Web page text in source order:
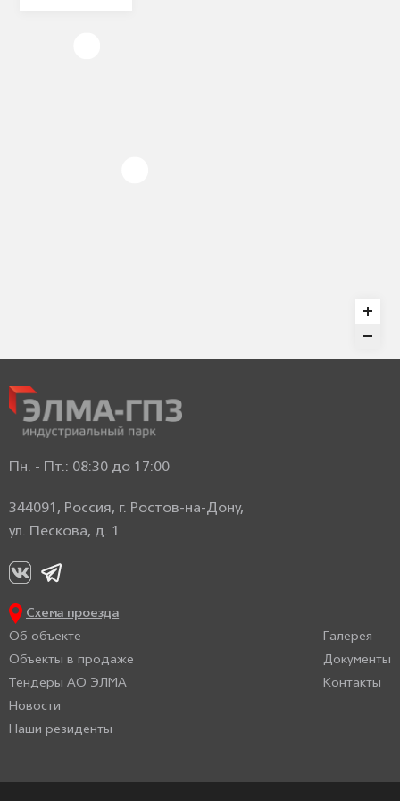
Пн. - Пт.: 08:30 до 17:00
344091, Россия, г. Ростов-на-Дону,
ул. Пескова, д. 1
Схема проезда
Об объекте
Объекты в продаже
Тендеры АО ЭЛМА
Новости
Наши резиденты
Галерея
Документы
Контакты